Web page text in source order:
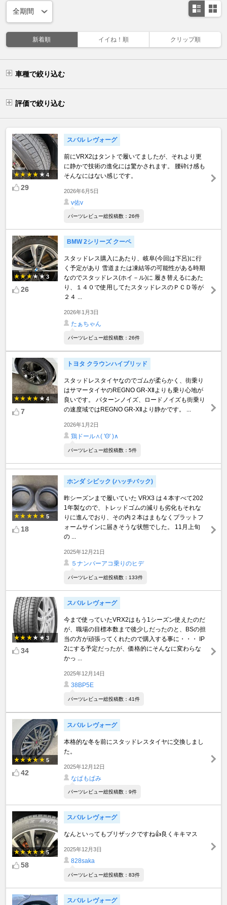
新着順 イイね！順 クリップ順
車種で絞り込む
評価で絞り込む
4
29
スバル レヴォーグ
前にVRX2はタントで履いてましたが、それより更
に静かで技術の進化には驚かされます。 腰砕け感も
そんなにはない感じです。
2026年6月5日
v佑v
パーツレビュー総投稿数：26件
3
26
BMW 2シリーズ クーペ
スタッドレス購入にあたり、岐阜(今回は下呂)に行
く予定があり 雪道または凍結等の可能性がある時期
なのでスタッドレス(ホイ－ル)に 履き替えるにあた
り、１４０で使用してたスタッドレスのＰＣＤ等が
２４ ...
2026年1月3日
たぁちゃん
パーツレビュー総投稿数：26件
4
7
トヨタ クラウンハイブリッド
スタッドレスタイヤなのでゴムが柔らかく、街乗り
はサマータイヤのREGNO GR-XⅡよりも乗り心地が
良いです。 パターンノイズ、ロードノイズも街乗り
の速度域ではREGNO GR-XⅡより静かです。 ...
2026年1月2日
鶏ドール∧( 'Θ' )∧
パーツレビュー総投稿数：5件
5
18
ホンダ シビック (ハッチバック)
昨シーズンまで履いていた VRX3 は４本すべて202
1年製なので、トレッドゴムの減りも劣化もそれな
りに進んでおり、その内２本はまもなくプラットフ
ォームサインに届きそうな状態でした。 11月上旬
の ...
2025年12月21日
５ナンバーアコ乗りのヒデ
パーツレビュー総投稿数：133件
3
34
スバル レヴォーグ
今まで使っていたVRX2はもう1シーズン使えたのだ
が、職場の目標本数まで後少しだったのと、BSの担
当の方が頑張ってくれたので購入する事に・・・ IP
2にする予定だったが、価格的にそんなに変わらな
かっ ...
2025年12月14日
38BP5E
パーツレビュー総投稿数：41件
5
42
スバル レヴォーグ
本格的な冬を前にスタッドレスタイヤに交換しまし
た。
2025年12月12日
なぱもぱみ
パーツレビュー総投稿数：9件
5
58
スバル レヴォーグ
なんといってもブリザックですね👍良くキキマス
2025年12月3日
828saka
パーツレビュー総投稿数：83件
スバル レヴォーグ